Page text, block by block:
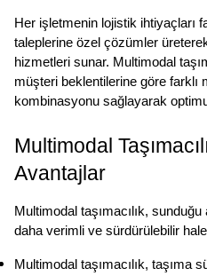
Her işletmenin lojistik ihtiyaçları
taleplerine özel çözümler
hizmetleri sunar. Multimodal
müşteri beklentilerine göre farklı
kombinasyonu sağlayarak
Multimodal
Avantajlar
Multimodal taşımacılık,
daha verimli ve sürdürülebilir
Multimodal taşımacılık, taşıma